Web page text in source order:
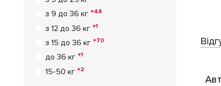
з 9 до 36 кг +48
з 12 до 36 кг +1
з 15 до 36 кг +70
до 36 кг +1
15-50 кг +2